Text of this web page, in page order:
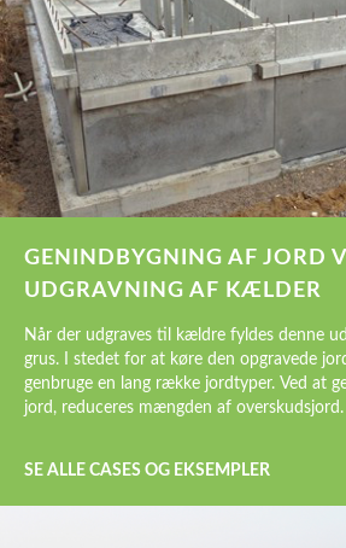
GENINDBYGNING AF JORD
UDGRAVNING AF KÆLDER
Når der udgraves til kældre fyldes denne
grus. I stedet for at køre den opgravede
genbruge en lang række jordtyper. Ved at
jord, reduceres mængden af overskudsjord.
SE ALLE CASES OG EKSEMPLER